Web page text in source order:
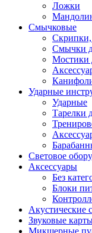
Ложки
Смычковые
Скрипки,
Смычки
Мостики
Ударные
Ударные
Тарелки
Световое
Аксессуары
Без
Блоки
Акустические
Звуковые
Микшерные